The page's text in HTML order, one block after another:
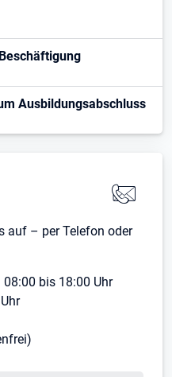
Ausbildungsabschluss
auf – per Telefon oder
bis 18:00 Uhr